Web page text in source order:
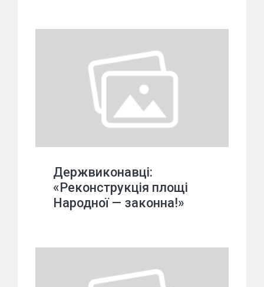
Держвиконавці:
«Реконструкція площі
Народної — законна!»